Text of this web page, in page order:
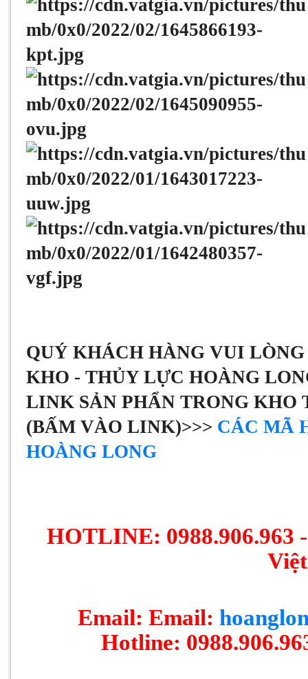
QUÝ KHÁCH HÀNG VUI
KHO - THỦY LỰC HOÀNG
LINK SẢN PHẨN TRONG KHO
(BẤM VÀO LINK)>>> CÁC MÃ
HOÀNG LONG
HOTLINE: 0988.906.963
Email: Email:
Hotline: